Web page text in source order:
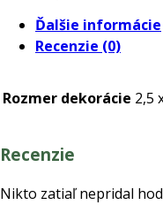
dušičky
Vajičko
Ďalšie informácie
Recenzie (0)
Rozmer dekorácie 2,5
Recenzie
Nikto zatiaľ nepridal